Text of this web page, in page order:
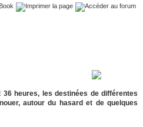
heures, les destinées de différentes
autour du hasard et de quelques